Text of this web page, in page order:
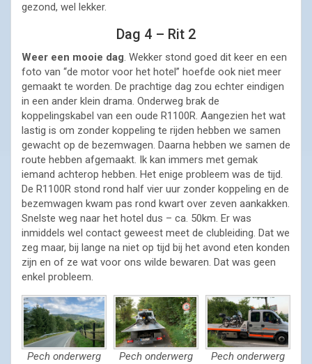
gezond, wel lekker.
Dag 4 – Rit 2
Weer een mooie dag. Wekker stond goed dit keer en een
foto van “de motor voor het hotel” hoefde ook niet meer
gemaakt te worden. De prachtige dag zou echter eindigen
in een ander klein drama. Onderweg brak de
koppelingskabel van een oude R1100R. Aangezien het wat
lastig is om zonder koppeling te rijden hebben we samen
gewacht op de bezemwagen. Daarna hebben we samen de
route hebben afgemaakt. Ik kan immers met gemak
iemand achterop hebben. Het enige probleem was de tijd.
De R1100R stond rond half vier uur zonder koppeling en de
bezemwagen kwam pas rond kwart over zeven aankakken.
Snelste weg naar het hotel dus – ca. 50km. Er was
inmiddels wel contact geweest meet de clubleiding. Dat we
zeg maar, bij lange na niet op tijd bij het avond eten konden
zijn en of ze wat voor ons wilde bewaren. Dat was geen
enkel probleem.
Pech onderwerg
Pech onderwerg
Pech onderwerg